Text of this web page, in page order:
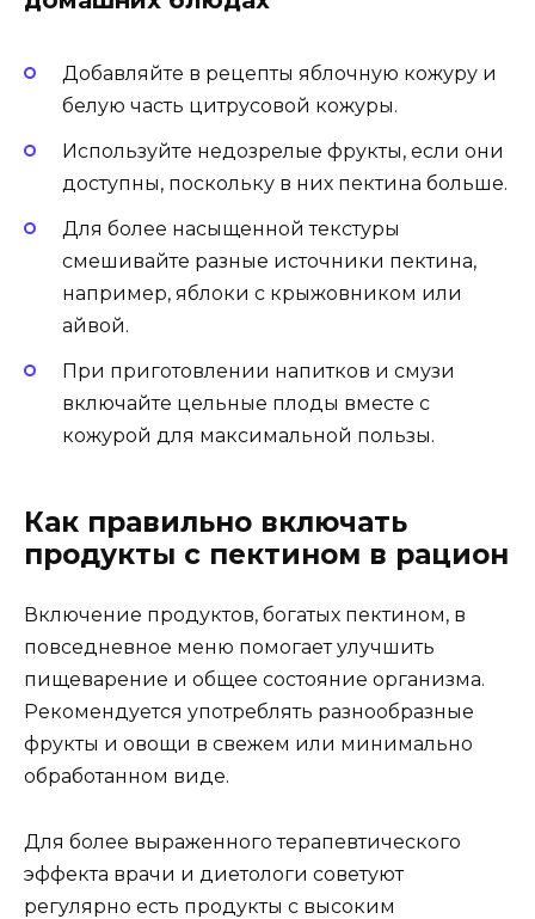
Добавляйте в рецепты яблочную кожуру и
белую часть цитрусовой кожуры.
Используйте недозрелые фрукты, если они
доступны, поскольку в них пектина больше.
Для более насыщенной текстуры
смешивайте разные источники пектина,
например, яблоки с крыжовником или
айвой.
При приготовлении напитков и смузи
включайте цельные плоды вместе с
кожурой для максимальной пользы.
Как правильно включать
продукты с пектином в рацион
Включение продуктов, богатых пектином, в
повседневное меню помогает улучшить
пищеварение и общее состояние организма.
Рекомендуется употреблять разнообразные
фрукты и овощи в свежем или минимально
обработанном виде.
Для более выраженного терапевтического
эффекта врачи и диетологи советуют
регулярно есть продукты с высоким